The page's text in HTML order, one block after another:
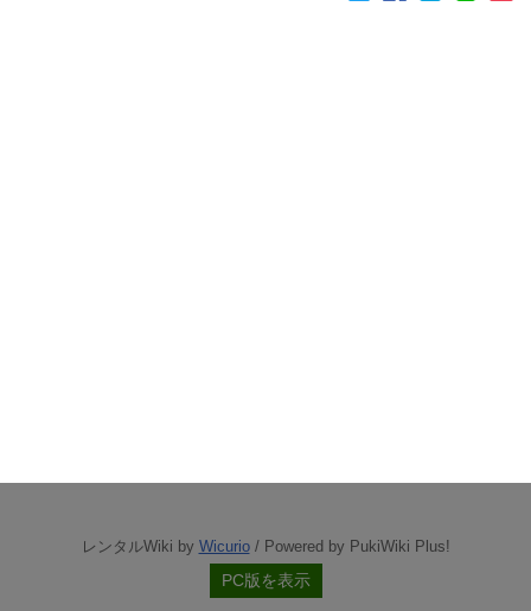
レンタルWiki by Wicurio/ Powered by PukiWiki Plus!
PC版を表示